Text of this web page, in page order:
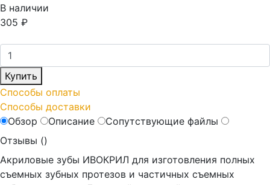
В наличии
305 ₽
Купить
Способы оплаты
Способы доставки
Обзор
Описание
Сопутствующие файлы
Отзывы ()
Акриловые зубы ИВОКРИЛ для изготовления полных
съемных зубных протезов и частичных съемных